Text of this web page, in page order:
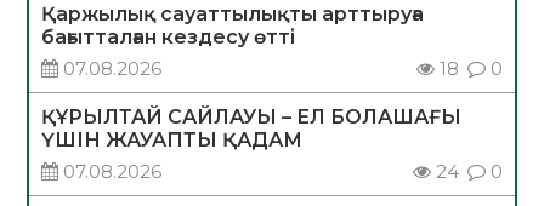
Қаржылық сауаттылықты арттыруға
бағытталған кездесу өтті
07.08.2026
18 0
ҚҰРЫЛТАЙ САЙЛАУЫ – ЕЛ БОЛАШАҒЫ
ҮШІН ЖАУАПТЫ ҚАДАМ
07.08.2026
24 0